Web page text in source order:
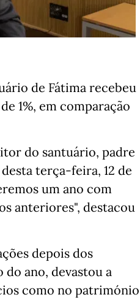
de Fátima recebeu
1%, em comparação
do santuário, padre
terça-feira, 12 de
um ano com
anteriores", destacou
depois dos
ano, devastou a
como no património